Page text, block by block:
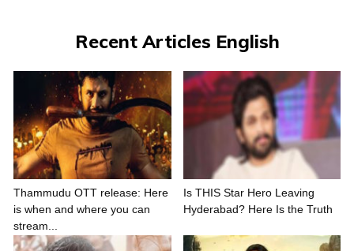
Recent Articles English
Thammudu OTT release: Here
is when and where you can
stream...
Is THIS Star Hero Leaving
Hyderabad? Here Is the Truth